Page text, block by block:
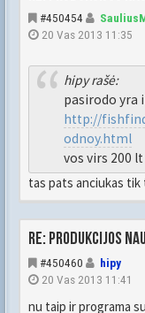
#450454
20 Vas 2013 11:35
hipy rašė:
pasirodo yra
http://
odnoy.html
vos virs 200 lt
tas pats anciukas
Re: Produkcijos
#450460
hipy
20 Vas 2013 11:41
nu taip ir programa